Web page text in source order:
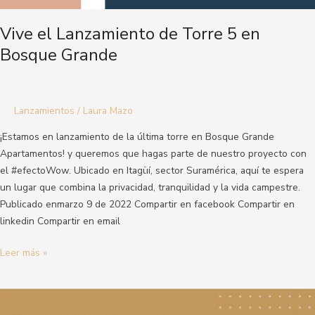
Vive el Lanzamiento de Torre 5 en
Bosque Grande
Lanzamientos / Laura Mazo
¡Estamos en lanzamiento de la última torre en Bosque Grande
Apartamentos! y queremos que hagas parte de nuestro proyecto con
el #efectoWow. Ubicado en Itagüí, sector Suramérica, aquí te espera
un lugar que combina la privacidad, tranquilidad y la vida campestre.
Publicado enmarzo 9 de 2022 Compartir en facebook Compartir en
linkedin Compartir en email
Leer más »